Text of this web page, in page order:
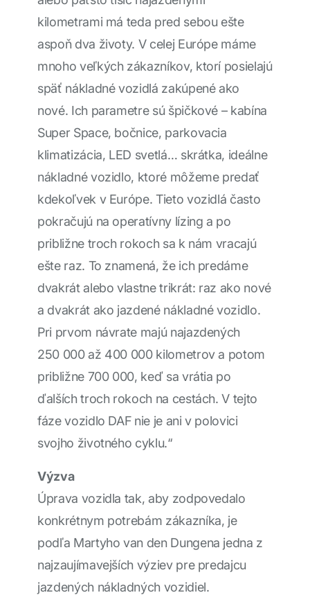
kilometrami má teda pred sebou ešte
aspoň dva životy. V celej Európe máme
mnoho veľkých zákazníkov, ktorí posielajú
späť nákladné vozidlá zakúpené ako
nové. Ich parametre sú špičkové – kabína
Super Space, bočnice, parkovacia
klimatizácia, LED svetlá… skrátka, ideálne
nákladné vozidlo, ktoré môžeme predať
kdekoľvek v Európe. Tieto vozidlá často
pokračujú na operatívny lízing a po
približne troch rokoch sa k nám vracajú
ešte raz. To znamená, že ich predáme
dvakrát alebo vlastne trikrát: raz ako nové
a dvakrát ako jazdené nákladné vozidlo.
Pri prvom návrate majú najazdených
250 000 až 400 000 kilometrov a potom
približne 700 000, keď sa vrátia po
ďalších troch rokoch na cestách. V tejto
fáze vozidlo DAF nie je ani v polovici
svojho životného cyklu.“
Výzva
Úprava vozidla tak, aby zodpovedalo
konkrétnym potrebám zákazníka, je
podľa Martyho van den Dungena jedna z
najzaujímavejších výziev pre predajcu
jazdených nákladných vozidiel.